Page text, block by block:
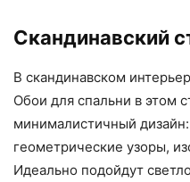
Скандинавский
В скандинавском
Обои для спальни в этом
минималистичный
геометрические узоры,
Идеально подойдут